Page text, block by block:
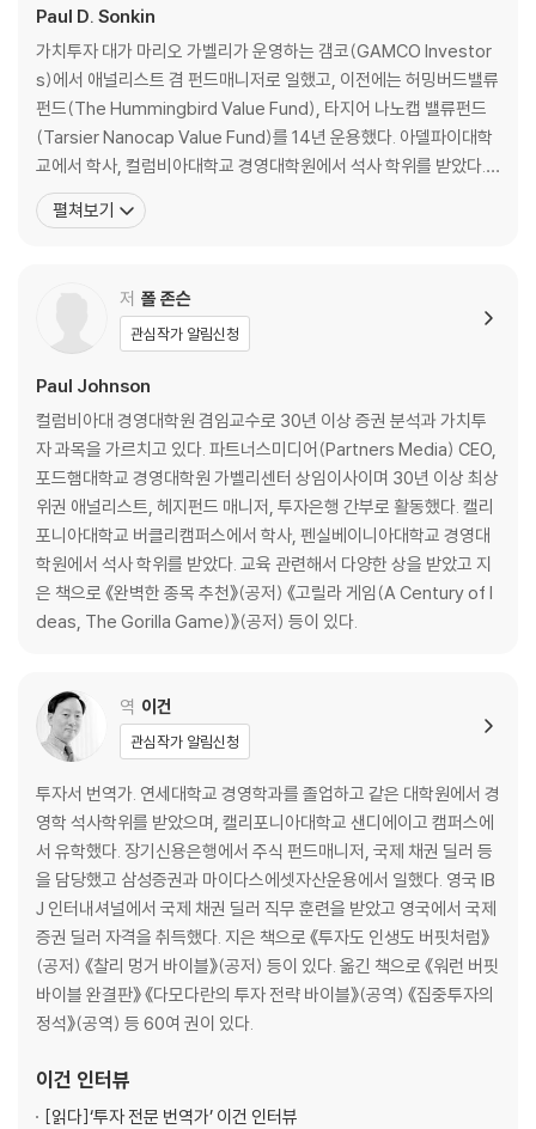
3장. 증권의 내재가치
내재가치란 무엇인가? | 내재가치를 가치의 범위로 생각하기
4장. 시장 효율성을 보는 관점
시장 효율성은 법칙이 아니라 개념 | 알파 창출은 제로섬 게임 | 효율적시
장의 정의 | 효율적시장의 조건 | 효율적시장 가설의 조건이 완벽하게 충족
의 지혜가 효율적시장의 조건을 충족하는 과정 | 조건 1: 정보 유포 | 조건
2: 정보 처리 | 조건 3: 반영 | 사례 분석: 대중의 지혜가 효율적시장의 조건
을 충족하는 과정 | 대중의 지혜를 주식시장에 적용하면 | 대부분 상황에서
대중이 전문가들보다 더 현명하다 | 편향이 대중을 속일 수도
6장. 행동재무학을 보는 관점
변덕스러운 미스터 마켓 | 대중의 지혜가 대중의 광기로 바뀔 때 | 대중의
광기는 불합리한 것일까? | 파마와 실러, 둘 다 옳을까? | 효율적시장 가설
과 자석 | 반영의 한계: 대중이 행동할 수 없을 때 | 효율적시장 가설이 여전
히 ‘우두머리’ | 효율적시장에 관심을 두는 이유는?
7장. 효과적인 리서치
8장. 리스크 평가
불확실성과 리스크의 차이 | 불확실성과 리스크의 혼동에서 가격 오류 발
생 | 대중의 지혜 분석 틀에서 불확실성과 리스크를 혼동하면 | 불확실성이
리스크로 변할 때 | 안전마진은 리스크에 관한 것 | 더 확실한 사업이 더 위
험할 수 있다 | 투자에는 시간이 매우 중요하다 | 내재가치 추정의 정확도
와 정밀도 향상이 리스크에 미치는 영향 | 투자 기간 예측의 정확도와 정밀
도 향상이 리스크에 미치는 영향 | 리스크와 남다른 생각: 내재가치 분포를
투자자에게 유리하게 만들기 | 언더퍼폼 리스크
2부. 완벽한 종목 추천
9장. 좋은 종목을 선정하는 두 가지 기준
무엇이 잘못되었을까? | 펀드매니저의 가치평가 기준 확인 | 아이디어 수
용을 가로막는 장애물 | 펀드매니저의 마음을 읽어 장애물을 극복하는 방
Paul D. Sonkin
가치투자 대가 마리오 가벨리가 운영하는 갬코(GAMCO Investor
s)에서 애널리스트 겸 펀드매니저로 일했고, 이전에는 허밍버드밸류
펀드(The Hummingbird Value Fund), 타지어 나노캡 밸류펀드
(Tarsier Nanocap Value Fund)를 14년 운용했다. 아델파이대학
교에서 학사, 컬럼비아대학교 경영대학원에서 석사 학위를 받았다.
컬럼비아대 경영대학원에서 외래교수로서 증권 분석과 가치투자 과
목을 17년 동안 가르쳤고 같은 대학원 하일브룬센터의 자문위원을 1
펼쳐보기
저 폴 존슨
관심작가 알림신청
Paul Johnson
컬럼비아대 경영대학원 겸임교수로 30년 이상 증권 분석과 가치투
자 과목을 가르치고 있다. 파트너스미디어(Partners Media) CEO,
포드햄대학교 경영대학원 가벨리센터 상임이사이며 30년 이상 최상
위권 애널리스트, 헤지펀드 매니저, 투자은행 간부로 활동했다. 캘리
포니아대학교 버클리캠퍼스에서 학사, 펜실베이니아대학교 경영대
학원에서 석사 학위를 받았다. 교육 관련해서 다양한 상을 받았고 지
은 책으로 《완벽한 종목 추천》(공저) 《고릴라 게임(A Century of I
deas, The Gorilla Game)》(공저) 등이 있다.
역 이건
관심작가 알림신청
투자서 번역가. 연세대학교 경영학과를 졸업하고 같은 대학원에서 경
영학 석사학위를 받았으며, 캘리포니아대학교 샌디에이고 캠퍼스에
서 유학했다. 장기신용은행에서 주식 펀드매니저, 국제 채권 딜러 등
을 담당했고 삼성증권과 마이다스에셋자산운용에서 일했다. 영국 IB
J 인터내셔널에서 국제 채권 딜러 직무 훈련을 받았고 영국에서 국제
증권 딜러 자격을 취득했다. 지은 책으로 《투자도 인생도 버핏처럼》
(공저) 《찰리 멍거 바이블》(공저) 등이 있다. 옮긴 책으로 《워런 버핏
바이블 완결판》 《다모다란의 투자 전략 바이블》(공역) 《집중투자의
정석》(공역) 등 60여 권이 있다.
이건 인터뷰
[읽다]‘투자 전문 번역가’ 이건 인터뷰